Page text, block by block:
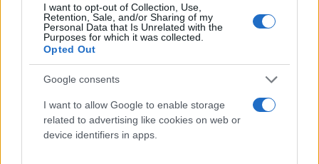
I want to opt-out of Collection, Use,
Retention, Sale, and/or Sharing of my
Personal Data that Is Unrelated with the
Purposes for which it was collected.
Opted Out
Google consents
I want to allow Google to enable storage
related to advertising like cookies on web or
device identifiers in apps.